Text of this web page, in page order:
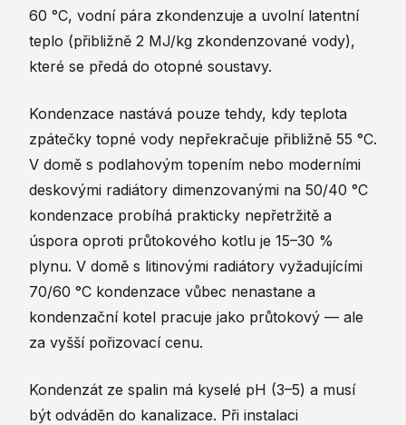
60 °C, vodní pára zkondenzuje a uvolní latentní
teplo (přibližně 2 MJ/kg zkondenzované vody),
které se předá do otopné soustavy.
Kondenzace nastává pouze tehdy, kdy teplota
zpátečky topné vody nepřekračuje přibližně 55 °C.
V domě s podlahovým topením nebo moderními
deskovými radiátory dimenzovanými na 50/40 °C
kondenzace probíhá prakticky nepřetržitě a
úspora oproti průtokového kotlu je 15–30 %
plynu. V domě s litinovými radiátory vyžadujícími
70/60 °C kondenzace vůbec nenastane a
kondenzační kotel pracuje jako průtokový — ale
za vyšší pořizovací cenu.
Kondenzát ze spalin má kyselé pH (3–5) a musí
být odváděn do kanalizace. Při instalaci